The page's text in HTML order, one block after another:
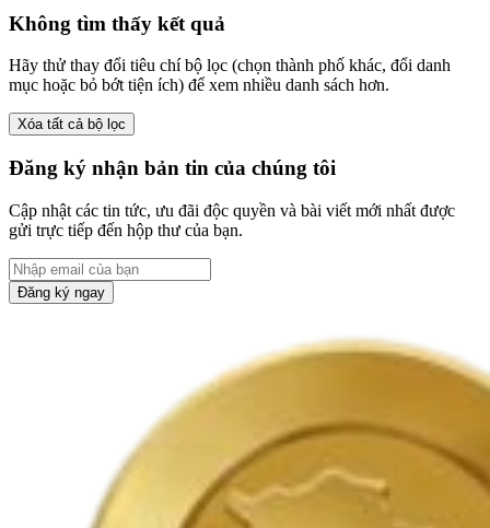
Không tìm thấy kết quả
Hãy thử thay đổi tiêu chí bộ lọc (chọn thành phố khác, đổi danh
mục hoặc bỏ bớt tiện ích) để xem nhiều danh sách hơn.
Xóa tất cả bộ lọc
Đăng ký nhận bản tin của chúng tôi
Cập nhật các tin tức, ưu đãi độc quyền và bài viết mới nhất được
gửi trực tiếp đến hộp thư của bạn.
Đăng ký ngay